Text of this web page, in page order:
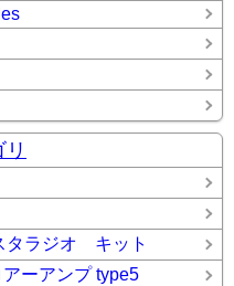
リ
タラジオ キット
ーアンプ type5